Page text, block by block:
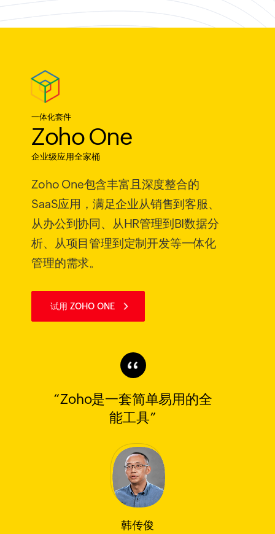
一体化套件
Zoho One
企业级应用全家桶
Zoho One包含丰富且深度整合的
SaaS应用，满足企业从销售到客服、
从办公到协同、从HR管理到BI数据分
析、从项目管理到定制开发等一体化
管理的需求。
试用 ZOHO ONE
“Zoho是一套简单易用的全
能工具”
韩传俊